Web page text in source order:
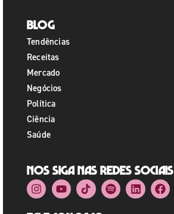
Blog
Tendências
Receitas
Mercado
Negócios
Política
Ciência
Saúde
Nos siga nas redes sociais